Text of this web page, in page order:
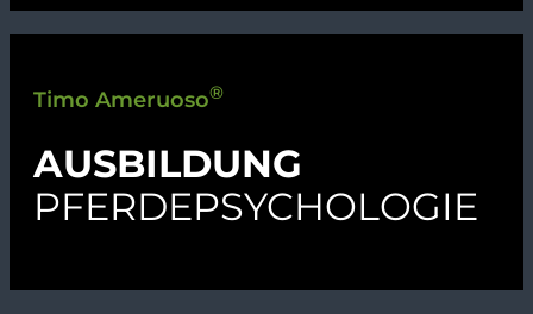
Timo Ameruoso®
AUSBILDUNG
PFERDEPSYCHOLOGIE